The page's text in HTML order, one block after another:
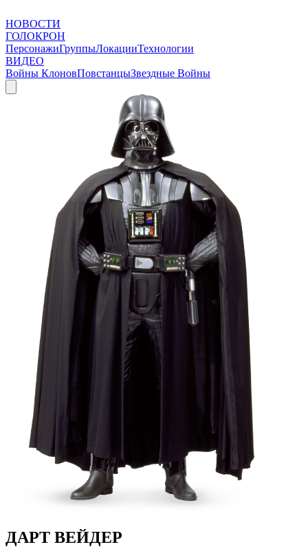
НОВОСТИ
ГОЛОКРОН
ПерсонажиГруппыЛокацииТехнологии
ВИДЕО
Войны КлоновПовстанцыЗвездные Войны
ДАРТ ВЕЙДЕР